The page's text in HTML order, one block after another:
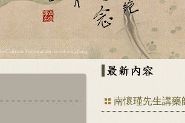
南懷瑾先生講藥